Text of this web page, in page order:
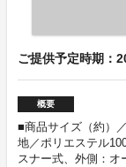
ご提供予定時期：
概要
■商品サイズ（約）
地／ポリエステル
スナー式、外側：オ